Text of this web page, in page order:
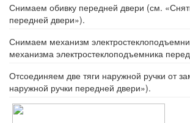
Снимаем обивку передней двери (см.
передней двери»).
Снимаем механизм
механизма электростеклоподъемника
Отсоединяем две тяги наружной ручки от
наружной ручки передней двери»).